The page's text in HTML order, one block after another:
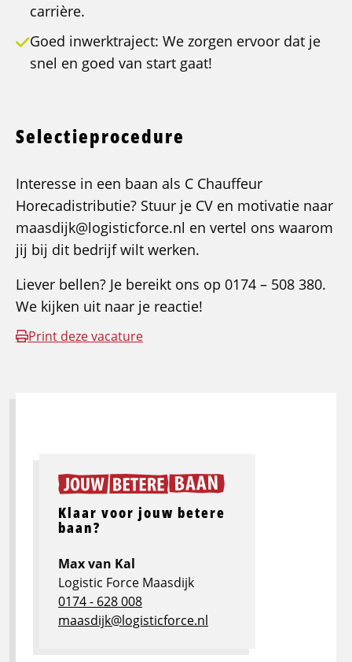
carrière.
Goed inwerktraject: We zorgen ervoor dat je
snel en goed van start gaat!
Selectieprocedure
Interesse in een baan als C Chauffeur
Horecadistributie? Stuur je CV en motivatie naar
maasdijk@logisticforce.nl en vertel ons waarom
jij bij dit bedrijf wilt werken.
Liever bellen? Je bereikt ons op 0174 – 508 380.
We kijken uit naar je reactie!
Print deze vacature
Klaar voor jouw betere
baan?
Max van Kal
Logistic Force Maasdijk
0174 - 628 008
maasdijk@logisticforce.nl